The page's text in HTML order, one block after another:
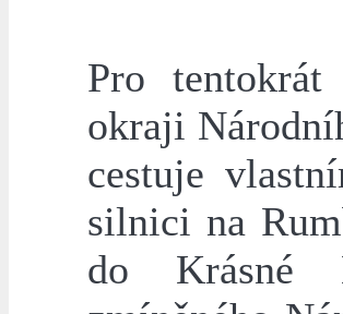
Pro
okraji
cestuje
silnici na
do Krásné